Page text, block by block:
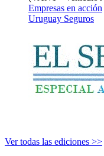
Empresas en acción
Uruguay Seguros
Ver todas las ediciones >>